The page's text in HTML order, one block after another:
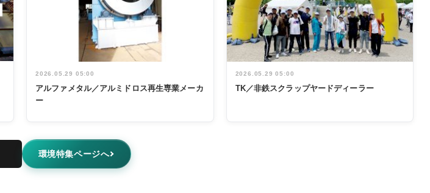
2026.05.29 05:00
アルファメタル／アルミドロス再生専業メーカ
ー
2026.05.29 05:00
TK／非鉄スクラップヤードディーラー
環境特集ページへ